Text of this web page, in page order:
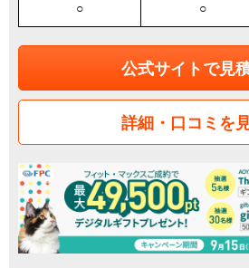
○ ○
公式サイトで見
詳細・口コミを